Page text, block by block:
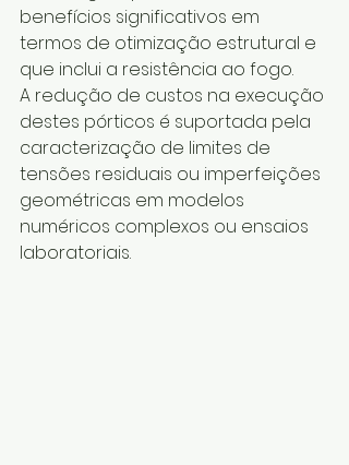
benefícios significativos em
termos de otimização estrutural e
que inclui a resistência ao fogo.
A redução de custos na execução
destes pórticos é suportada pela
caracterização de limites de
tensões residuais ou imperfeições
geométricas em modelos
numéricos complexos ou ensaios
laboratoriais.